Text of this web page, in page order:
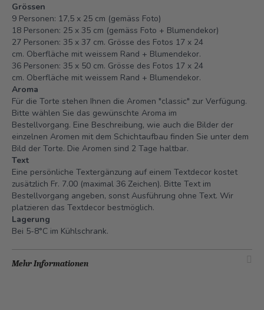
Grössen
9 Personen: 17,5 x 25 cm (gemäss Foto)
18 Personen: 25 x 35 cm (gemäss Foto + Blumendekor)
27 Personen: 35 x 37 cm. Grösse des Fotos 17 x 24
cm. Oberfläche mit weissem Rand + Blumendekor.
36 Personen: 35 x 50 cm. Grösse des Fotos 17 x 24
cm. Oberfläche mit weissem Rand + Blumendekor.
Aroma
Für die Torte stehen Ihnen die Aromen "classic" zur Verfügung.
Bitte wählen Sie das gewünschte Aroma im
Bestellvorgang. Eine Beschreibung, wie auch die Bilder der
einzelnen Aromen mit dem Schichtaufbau finden Sie unter dem
Bild der Torte. Die Aromen sind 2 Tage haltbar.
Text
Eine persönliche Textergänzung auf einem Textdecor kostet
zusätzlich Fr. 7.00 (maximal 36 Zeichen). Bitte Text im
Bestellvorgang angeben, sonst Ausführung ohne Text. Wir
platzieren das Textdecor bestmöglich.
Lagerung
Bei 5-8°C im Kühlschrank.
Mehr Informationen